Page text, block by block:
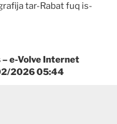
tar-Rabat fuq is-
– e-Volve Internet
2026 05:44